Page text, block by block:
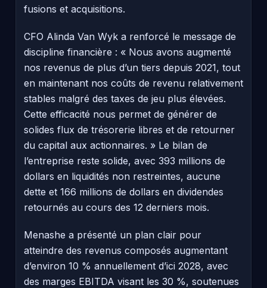
fusions et acquisitions.
CFO Alinda Van Wyk a renforcé le message de
discipline financière : « Nous avons augmenté
nos revenus de plus d’un tiers depuis 2021, tout
en maintenant nos coûts de revenu relativement
stables malgré des taxes de jeu plus élevées.
Cette efficacité nous permet de générer de
solides flux de trésorerie libres et de retourner
du capital aux actionnaires. » Le bilan de
l’entreprise reste solide, avec 393 millions de
dollars en liquidités non restreintes, aucune
dette et 166 millions de dollars en dividendes
retournés au cours des 12 derniers mois.
Menashe a présenté un plan clair pour
atteindre des revenus composés augmentant
d’environ 10 % annuellement d’ici 2028, avec
des marges EBITDA visant les 30 %, soutenues